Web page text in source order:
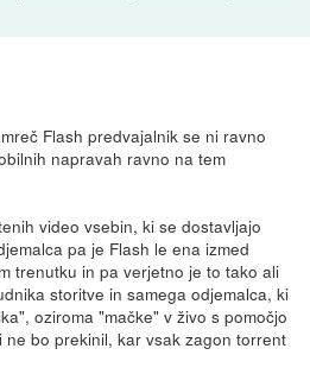
Flash predvajalnik se ni ravno
napravah ravno na tem
video vsebin, ki se dostavljajo
pa je Flash le ena izmed
trenutku in pa verjetno je to tako ali
storitve in samega odjemalca, ki
oziroma "mačke" v živo s pomočjo
bo prekinil, kar vsak zagon torrent